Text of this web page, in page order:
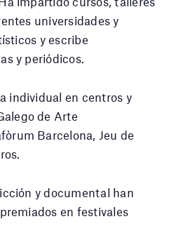
universidades y
y escribe
y periódicos.
individual en centros y
de Arte
Barcelona, Jeu de
y documental han
en festivales